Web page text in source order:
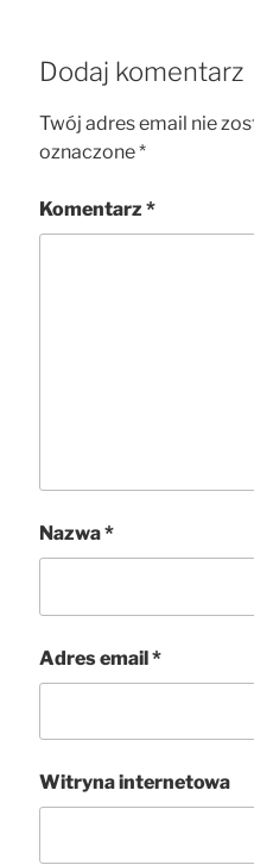
Dodaj komentarz
Twój adres email nie
oznaczone*
Komentarz *
Nazwa*
Adres email*
Witryna internetowa